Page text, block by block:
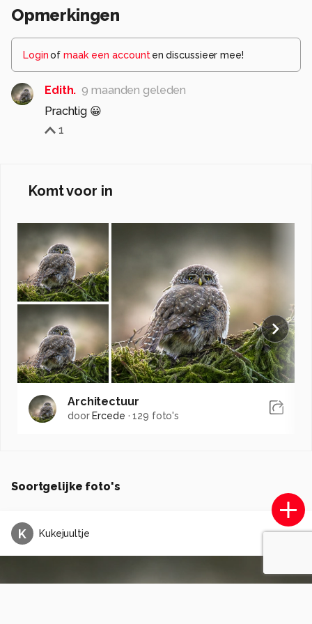
Opmerkingen
Loginof maak een account en discussieer mee!
Edith. 9 maanden geleden
Prachtig 😀
1
Komt voor in
Architectuur
door Ercede ·129 foto's
Soortgelijke foto's
K Kukejuultje